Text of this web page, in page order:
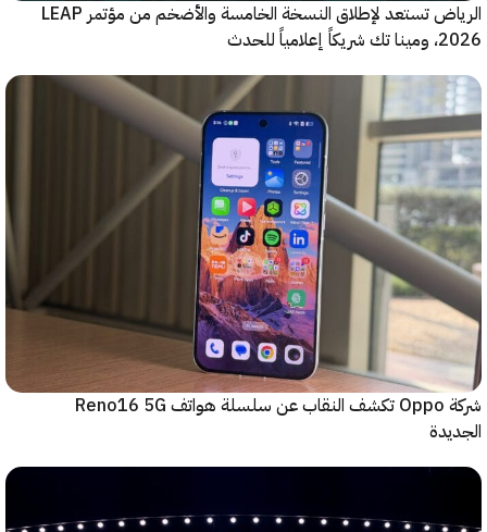
الرياض تستعد لإطلاق النسخة الخامسة والأضخم من مؤتمر LEAP
للحدث
شركة Oppo تكشف النقاب عن سلسلة هواتف Reno16 5G